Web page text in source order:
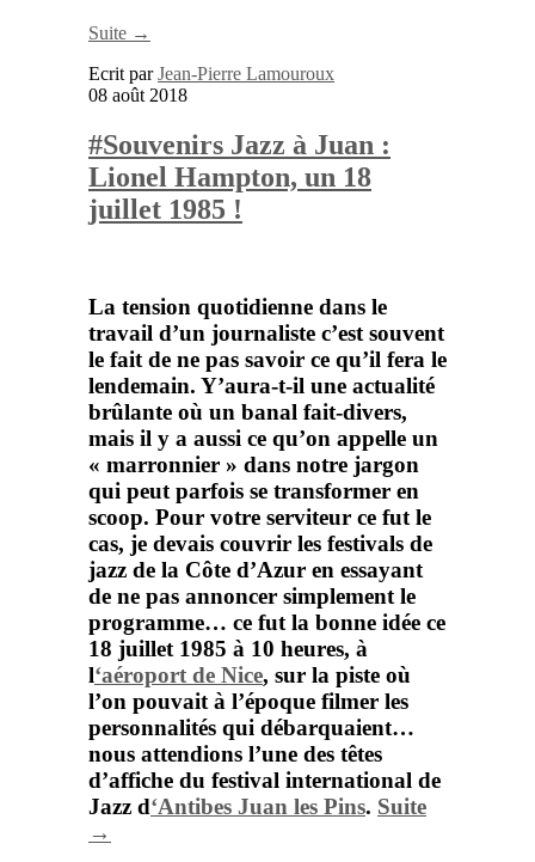
Suite →
Ecrit parJean-Pierre Lamouroux
08 août 2018
#Souvenirs Jazz à Juan :
Lionel Hampton, un 18
juillet 1985 !
La tension quotidienne dans le
travail d’un journaliste c’est souvent
le fait de ne pas savoir ce qu’il fera le
lendemain. Y’aura-t-il une actualité
brûlante où un banal fait-divers,
mais il y a aussi ce qu’on appelle un
« marronnier » dans notre jargon
qui peut parfois se transformer en
scoop. Pour votre serviteur ce fut le
cas, je devais couvrir les festivals de
jazz de la Côte d’Azur en essayant
de ne pas annoncer simplement le
programme… ce fut la bonne idée ce
18 juillet 1985 à 10 heures, à
l‘aéroport de Nice, sur la piste où
l’on pouvait à l’époque filmer les
personnalités qui débarquaient…
nous attendions l’une des têtes
d’affiche du festival international de
Jazz d‘Antibes Juan les Pins. Suite
→